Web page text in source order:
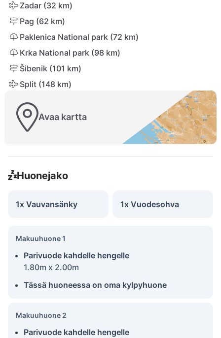
Zadar (32 km)
Pag (62 km)
Paklenica National park (72 km)
Krka National park (98 km)
Šibenik (101 km)
Split (148 km)
Avaa kartta
Huonejako
1x Vauvansänky 1x Vuodesohva
Makuuhuone 1
Parivuode kahdelle hengelle
1.80m x 2.00m
Tässä huoneessa on oma kylpyhuone
Makuuhuone 2
Parivuode kahdelle hengelle